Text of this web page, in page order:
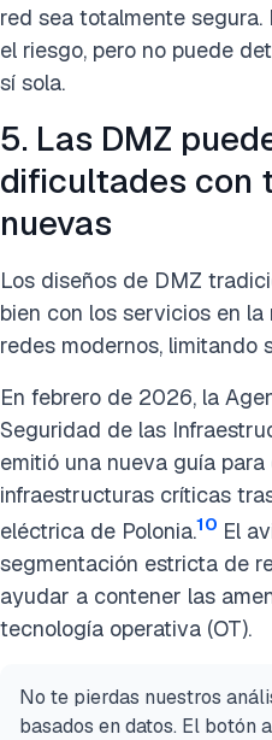
red sea totalmente segura.
el riesgo, pero no puede
sí sola.
5. Las DMZ
dificultades con
nuevas
Los diseños de DMZ
bien con los servicios en
redes modernos, limitando
En febrero de 2026, la
Seguridad de las
emitió una nueva guía
infraestructuras críticas
eléctrica de Polonia.10 El
segmentación estricta de
ayudar a contener las
tecnología operativa (OT).
No te pierdas nuestros
basados en datos. El botón